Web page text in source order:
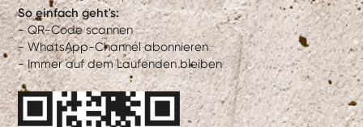
So einfach geht's:
- QR-Code scannen
- WhatsApp-Channel abonnieren
- Immer auf dem Laufenden bleiben